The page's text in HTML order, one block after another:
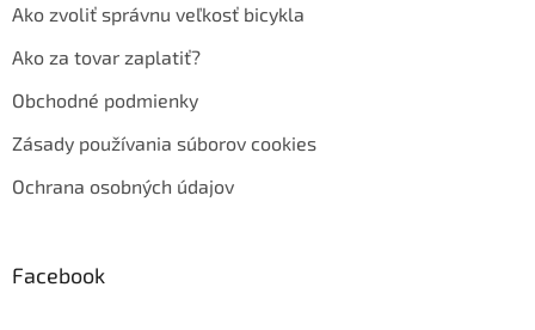
Ako zvoliť správnu veľkosť bicykla
Ako za tovar zaplatiť?
Obchodné podmienky
Zásady používania súborov cookies
Ochrana osobných údajov
Facebook